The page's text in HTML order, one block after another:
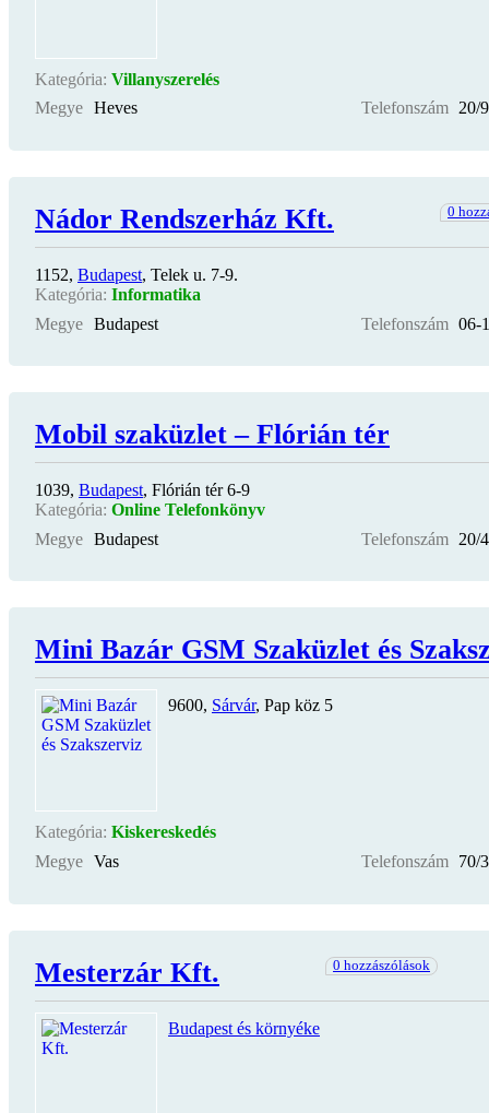
Kategória: Villanyszerelés
Megye Heves Telefonszám 20/
Nádor Rendszerház Kft. 0
1152, Budapest, Telek u. 7-9.
Kategória: Informatika
Megye Budapest Telefonszám 06-
Mobil szaküzlet – Flórián tér
1039, Budapest, Flórián tér 6-9
Kategória: Online Telefonkönyv
Megye Budapest Telefonszám 20/
Mini Bazár GSM Szaküzlet és
9600, Sárvár, Pap köz 5
Kategória: Kiskereskedés
Megye Vas Telefonszám 70/
Mesterzár Kft. 0 hozzászólások
Budapest és környéke